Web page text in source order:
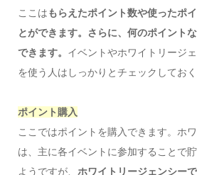
ここはもらえたポイント数や使ったポ
とができます。さらに、何のポイント
できます。 イベントやホワイトリージ
を使う人はしっかりとチェックしてお
ポイント購入
ここではポイントを購入できます。ホ
は、主に各イベントに参加することで
ようですが、 ホワイトリージェンシー